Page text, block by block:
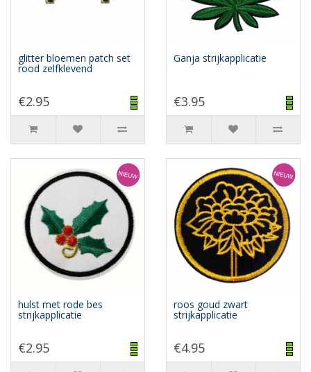
glitter bloemen patch set
rood zelfklevend
€2.95
Ganja strijkapplicatie
€3.95
hulst met rode bes
strijkapplicatie
€2.95
roos goud zwart
strijkapplicatie
€4.95